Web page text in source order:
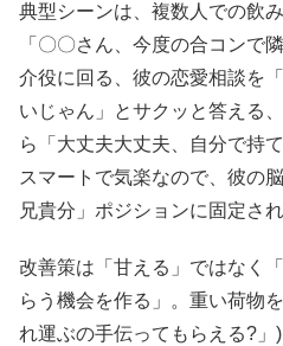
典型シーンは、複数人での飲
「〇〇さん、今度の合コンで
介役に回る、彼の恋愛相談を
いじゃん」とサクッと答える
ら「大丈夫大丈夫、自分で持
スマートで気楽なので、彼の
兄貴分」ポジションに固定さ
改善策は「甘える」ではなく
らう機会を作る」。重い荷物
れ運ぶの手伝ってもらえる?